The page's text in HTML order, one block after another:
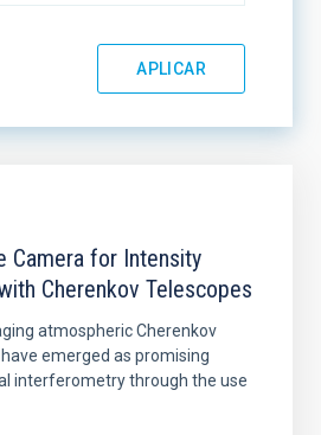
Camera for Intensity
Cherenkov Telescopes
atmospheric Cherenkov
emerged as promising
interferometry through the use